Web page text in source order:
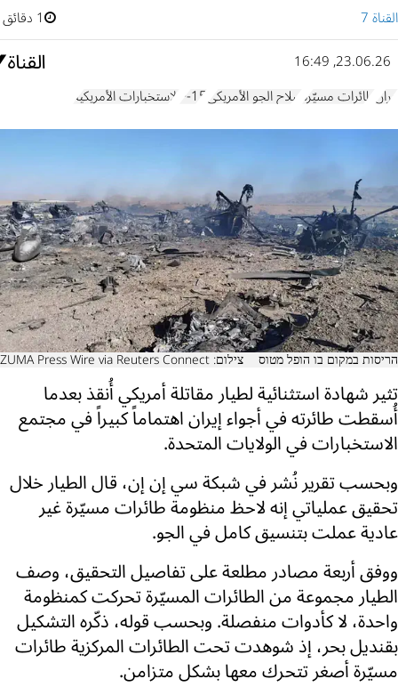
القناة 7
1 دقائق
23.06.26, 16:49
إيران طائرات مسيّرة سلاح الجو الأمريكيF-15 الاستخبارات الأمريكية
הריסות במקום בו הופל מטוס צילום: ZUMA Press Wire via Reuters Connect
تثير شهادة استثنائية لطيار مقاتلة أمريكي أُنقذ بعدما
أُسقطت طائرته في أجواء إيران اهتماماً كبيراً في مجتمع
الاستخبارات في الولايات المتحدة.
وبحسب تقرير نُشر في شبكة سي إن إن، قال الطيار خلال
تحقيق عملياتي إنه لاحظ منظومة طائرات مسيّرة غير
عادية عملت بتنسيق كامل في الجو.
ووفق أربعة مصادر مطلعة على تفاصيل التحقيق، وصف
الطيار مجموعة من الطائرات المسيّرة تحركت كمنظومة
واحدة، لا كأدوات منفصلة. وبحسب قوله، ذكّره التشكيل
بقنديل بحر، إذ شوهدت تحت الطائرات المركزية طائرات
مسيّرة أصغر تتحرك معها بشكل متزامن.